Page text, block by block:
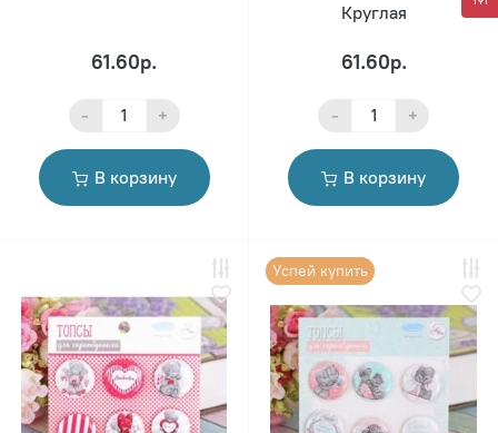
61.60р.
- +
В корзину
Круглая
61.60р.
- +
В корзину
Успей купить